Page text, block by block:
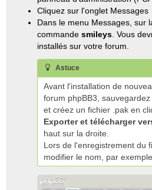
Cliquez sur l'onglet Messages
Dans le menu Messages, sur
commande smileys. Vous
installés sur votre forum.
Astuce
Avant l'installation de
forum phpBB3,
et créez un fichier .pak en
Exporter et télécharger
haut sur la droite.
Lors de l'enregistrement du
modifier le nom, par exemple,